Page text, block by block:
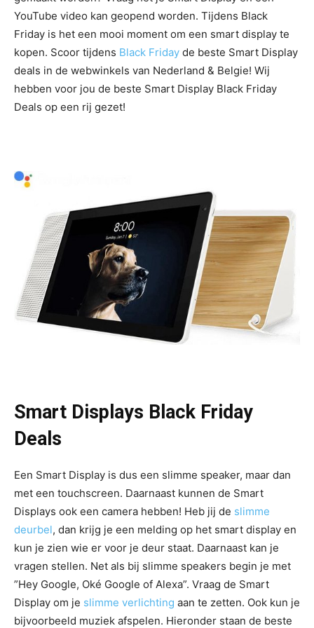
YouTube video kan geopend worden. Tijdens Black
Friday is het een mooi moment om een smart display te
kopen. Scoor tijdens Black Friday de beste Smart Display
deals in de webwinkels van Nederland & Belgie! Wij
hebben voor jou de beste Smart Display Black Friday
Deals op een rij gezet!
Smart Displays Black Friday
Deals
Een Smart Display is dus een slimme speaker, maar dan
met een touchscreen. Daarnaast kunnen de Smart
Displays ook een camera hebben! Heb jij de slimme
deurbel, dan krijg je een melding op het smart display en
kun je zien wie er voor je deur staat. Daarnaast kan je
vragen stellen. Net als bij slimme speakers begin je met
”Hey Google, Oké Google of Alexa”. Vraag de Smart
Display om je slimme verlichting aan te zetten. Ook kun je
bijvoorbeeld muziek afspelen. Hieronder staan de beste